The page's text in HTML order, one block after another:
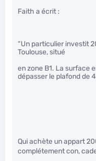
Faith a écrit :
“Un particulier investit
Toulouse, situé
en zone B1. La surface
dépasser le plafond de
Qui achète un appart
complétement con,